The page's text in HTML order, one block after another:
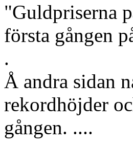
"Guldpriserna
första gången
.
Å andra sidan
rekordhöjder
gången. ....